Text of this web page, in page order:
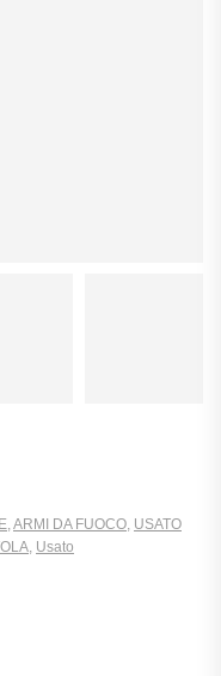
,ARMI DA FUOCO, USATO
, Usato